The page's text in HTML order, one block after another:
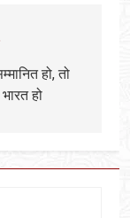
हो, तो
हो